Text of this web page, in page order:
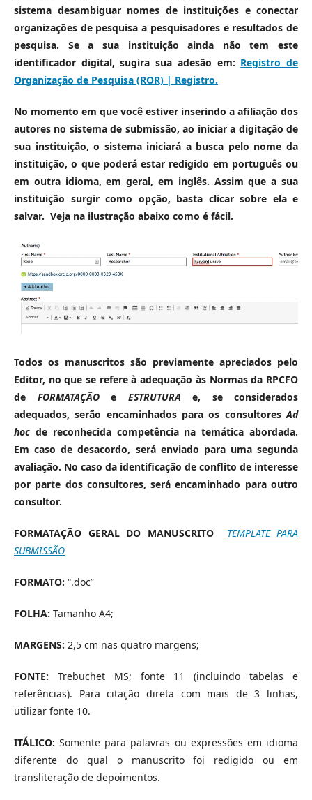
sistema desambiguar nomes de instituições e conectar
organizações de pesquisa a pesquisadores e resultados de
pesquisa. Se a sua instituição ainda não tem este
identificador digital, sugira sua adesão em: Registro de
Organização de Pesquisa (ROR) | Registro.
No momento em que você estiver inserindo a afiliação dos
autores no sistema de submissão, ao iniciar a digitação de
sua instituição, o sistema iniciará a busca pelo nome da
instituição, o que poderá estar redigido em português ou
em outra idioma, em geral, em inglês. Assim que a sua
instituição surgir como opção, basta clicar sobre ela e
salvar. Veja na ilustração abaixo como é fácil.
Todos os manuscritos são previamente apreciados pelo
Editor, no que se refere à adequação às Normas da RPCFO
de FORMATAÇÃOe ESTRUTURA e, se considerados
adequados, serão encaminhados para os consultoresAd
hoc de reconhecida competência na temática abordada.
Em caso de desacordo, será enviado para uma segunda
avaliação. No caso da identificação de conflito de interesse
por parte dos consultores, será encaminhado para outro
consultor.
FORMATAÇÃO GERAL DO MANUSCRITO TEMPLATE PARA
SUBMISSÃO
FORMATO: “.doc”
FOLHA: Tamanho A4;
MARGENS: 2,5 cm nas quatro margens;
FONTE: Trebuchet MS; fonte 11 (incluindo tabelas e
referências). Para citação direta com mais de 3 linhas,
utilizar fonte 10.
ITÁLICO: Somente para palavras ou expressões em idioma
diferente do qual o manuscrito foi redigido ou em
transliteração de depoimentos.